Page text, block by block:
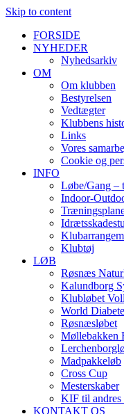
Skip to content
FORSIDE
NYHEDER
Nyhedsarkiv
OM
Om klubben
Bestyrelsen
Vedtægter
Klubbens
Links
Vores
Cookie og
INFO
Løbe/Gang –
Indoor-
Klubtøj
LØB
Røsnæs
Kalundborg
Klubløbet
World
Røsnæsløbet
Møllebakken
Madpakkeløb
Cross Cup
Mesterskaber
KIF til andres
KONTAKT OS